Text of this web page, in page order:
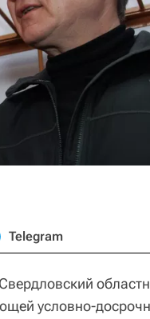
Telegram
Свердловский
условно-